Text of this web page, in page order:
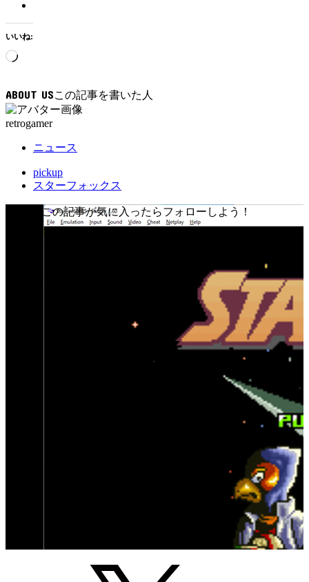
いいね:
読
み
中…
ABOUT US
retrogamer
ニュース
pickup
スターフォックス